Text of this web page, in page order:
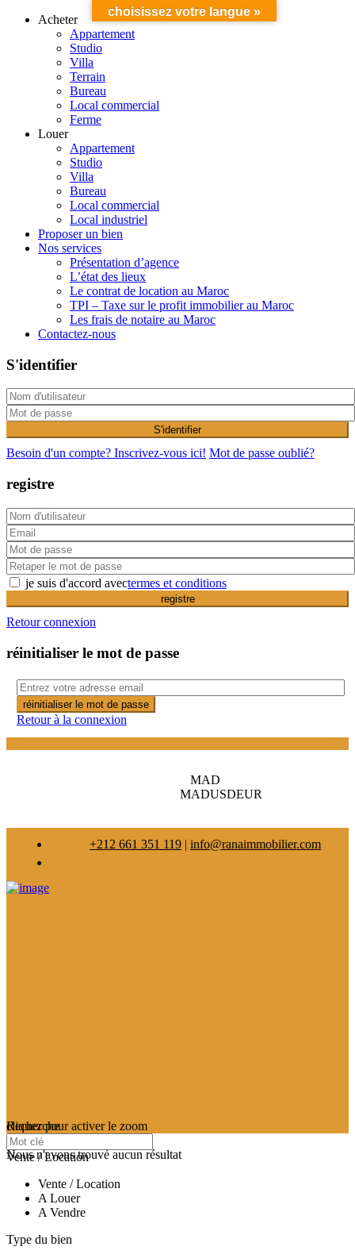
Acheter
Appartement
Studio
Villa
Terrain
Bureau
Local commercial
Ferme
Louer
Appartement
Studio
Villa
Bureau
Local commercial
Local industriel
Proposer un bien
Nos services
Présentation d’agence
L’état des lieux
Le contrat de location au Maroc
TPI – Taxe sur le profit immobilier au Maroc
Les frais de notaire au Maroc
Contactez-nous
S'identifier
S'identifier
Besoin d'un compte? Inscrivez-vous ici! Mot de passe oublié?
registre
je suis d'accord avectermes et conditions
registre
Retour connexion
réinitialiser le mot de passe
réinitialiser le mot de passe
Retour à la connexion
MAD
MADUSDEUR
+212 661 351 119 | info@ranaimmobilier.com
cliquez pour activer le zoom
searching...
Nous n'avons trouvé aucun résultat
Recherche
Vente / Location
Vente / Location
A Louer
A Vendre
Type du bien
choisissez votre langue »